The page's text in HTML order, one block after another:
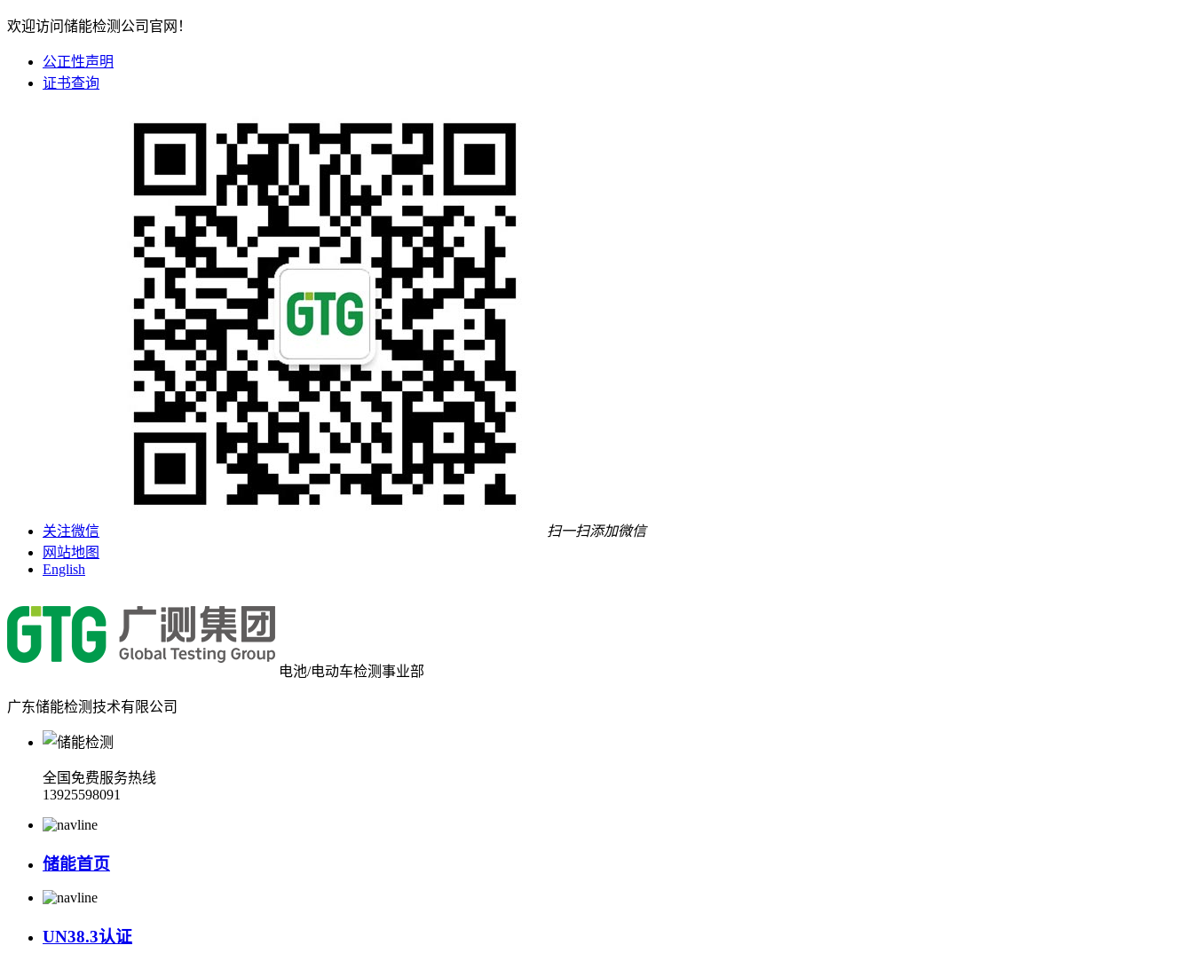
欢迎访问储能检测公司官网！
公正性声明
证书查询
关注微信
扫一扫添加微信
网站地图
English
电池/电动车检测事业部
广东储能检测技术有限公司
全国免费服务热线
13925598091
储能首页
UN38.3认证